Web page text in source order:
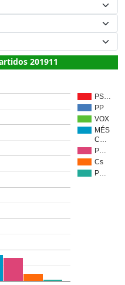
201911
PS…
PP
VOX
MÉS
C…
P…
Cs
P…